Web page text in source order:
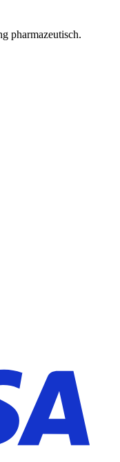
pharmazeutisch.